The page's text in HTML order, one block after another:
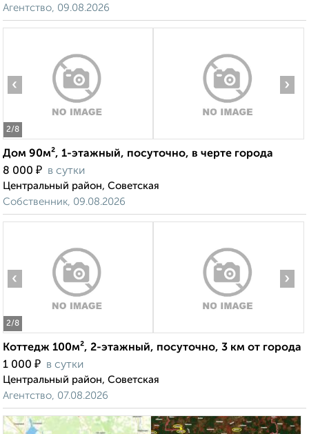
Агентство, 09.08.2026
2/8
‹ ›
Дом 90м², 1-этажный, посуточно, в черте города
8 000 ₽ в сутки
Центральный район, Советская
Собственник, 09.08.2026
2/8
‹ ›
Коттедж 100м², 2-этажный, посуточно, 3 км от города
1 000 ₽ в сутки
Центральный район, Советская
Агентство, 07.08.2026